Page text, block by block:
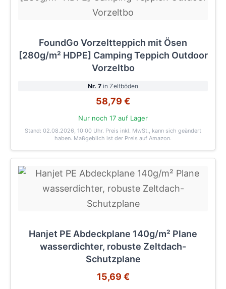
FoundGo Vorzeltteppich mit Ösen
[280g/m² HDPE] Camping Teppich Outdoor
Vorzeltbo
Nr. 7 in Zeltböden
58,79 €
Nur noch 17 auf Lager
Stand: 02.08.2026, 10:00 Uhr. Preis inkl. MwSt., kann sich geändert
haben. Maßgeblich ist der Preis auf Amazon.
Hanjet PE Abdeckplane 140g/m² Plane
wasserdichter, robuste Zeltdach-
Schutzplane
15,69 €